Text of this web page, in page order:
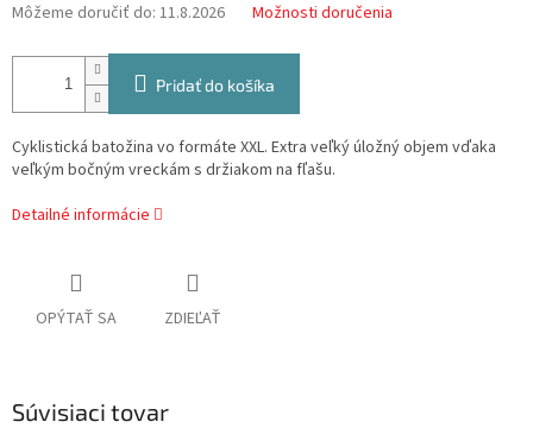
Môžeme doručiť do: 11.8.2026 Možnosti doručenia
Pridať do košíka
Cyklistická batožina vo formáte XXL. Extra veľký úložný objem vďaka
veľkým bočným vreckám s držiakom na fľašu.
Detailné informácie
OPÝTAŤ SA ZDIEĽAŤ
Súvisiaci tovar